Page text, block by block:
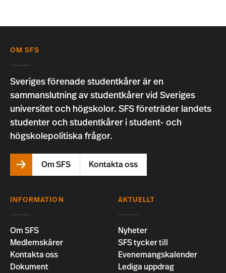
OM SFS
Sveriges förenade studentkårer är en
sammanslutning av studentkårer vid Sveriges
universitet och högskolor. SFS företräder landets
studenter och studentkårer i student- och
högskolepolitiska frågor.
Om SFS Kontakta oss
INFORMATION
Om SFS
Medlemskårer
Kontakta oss
Dokument
AKTUELLT
Nyheter
SFS tycker till
Evenemangskalender
Lediga uppdrag